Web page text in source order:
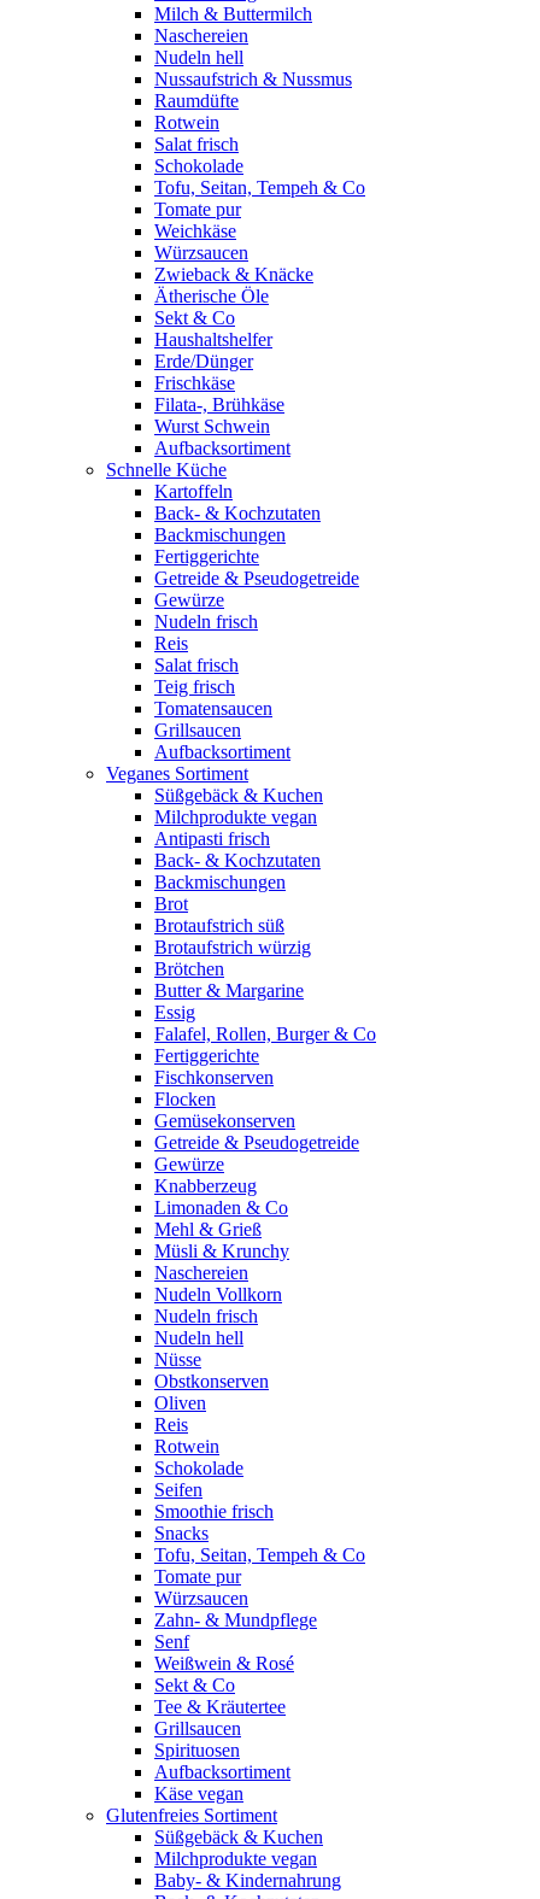
Milch & Buttermilch
Naschereien
Nudeln hell
Nussaufstrich & Nussmus
Raumdüfte
Rotwein
Salat frisch
Schokolade
Tofu, Seitan, Tempeh & Co
Tomate pur
Weichkäse
Würzsaucen
Zwieback & Knäcke
Ätherische Öle
Sekt & Co
Haushaltshelfer
Erde/Dünger
Frischkäse
Filata-, Brühkäse
Wurst Schwein
Aufbacksortiment
Schnelle Küche
Kartoffeln
Back- & Kochzutaten
Backmischungen
Fertiggerichte
Getreide & Pseudogetreide
Gewürze
Nudeln frisch
Reis
Salat frisch
Teig frisch
Tomatensaucen
Grillsaucen
Aufbacksortiment
Veganes Sortiment
Süßgebäck & Kuchen
Milchprodukte vegan
Antipasti frisch
Back- & Kochzutaten
Backmischungen
Brot
Brotaufstrich süß
Brotaufstrich würzig
Brötchen
Butter & Margarine
Essig
Falafel, Rollen, Burger & Co
Fertiggerichte
Fischkonserven
Flocken
Gemüsekonserven
Getreide & Pseudogetreide
Gewürze
Knabberzeug
Limonaden & Co
Mehl & Grieß
Müsli & Krunchy
Naschereien
Nudeln Vollkorn
Nudeln frisch
Nudeln hell
Nüsse
Obstkonserven
Oliven
Reis
Rotwein
Schokolade
Seifen
Smoothie frisch
Snacks
Tofu, Seitan, Tempeh & Co
Tomate pur
Würzsaucen
Zahn- & Mundpflege
Senf
Weißwein & Rosé
Sekt & Co
Tee & Kräutertee
Grillsaucen
Spirituosen
Aufbacksortiment
Käse vegan
Glutenfreies Sortiment
Süßgebäck & Kuchen
Milchprodukte vegan
Baby- & Kindernahrung